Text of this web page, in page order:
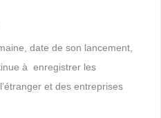
date de son lancement,
à enregistrer les
et des entreprises